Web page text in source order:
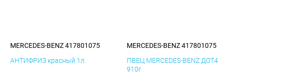
MERCEDES-BENZ 417801075
АНТИФРИЗ красный 1л.
MERCEDES-BENZ 417801075
ПВЕЦ MERCEDES-BENZ ДОТ4
910г